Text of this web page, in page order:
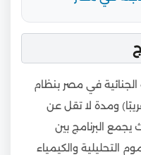
في مصر بنظام
(30-36 ساعة تقريبًا) ومدة لا تقل عن
يجمع البرنامج بين
التحليلية والكيمياء